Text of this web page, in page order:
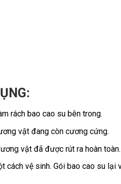
rách bao cao su bên trong.
vật đang còn cương cứng.
vật đã được rút ra hoàn toàn.
cách vệ sinh. Gói bao cao su lại